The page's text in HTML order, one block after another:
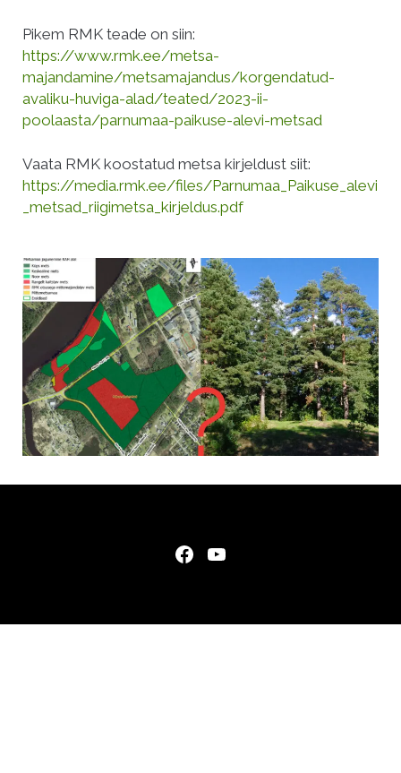
Pikem RMK teade on siin:
https://www.rmk.ee/metsa-
majandamine/metsamajandus/korgendatud-
avaliku-huviga-alad/teated/2023-ii-
poolaasta/parnumaa-paikuse-alevi-metsad
Vaata RMK koostatud metsa kirjeldust siit:
https://media.rmk.ee/files/Parnumaa_Paikuse_alevi
_metsad_riigimetsa_kirjeldus.pdf